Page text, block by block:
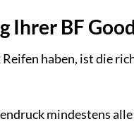
BF
haben, ist die
mindestens